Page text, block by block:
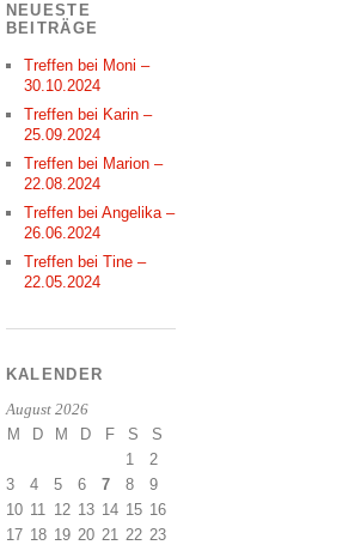
NEUESTE
BEITRÄGE
Treffen bei Moni –
30.10.2024
Treffen bei Karin –
25.09.2024
Treffen bei Marion –
22.08.2024
Treffen bei Angelika –
26.06.2024
Treffen bei Tine –
22.05.2024
KALENDER
August 2026
M D M D F S
S
1
2
3
4 5 6 7 8
9
10 11 12 13 14 15 16
17 18 19 20 21 22 23